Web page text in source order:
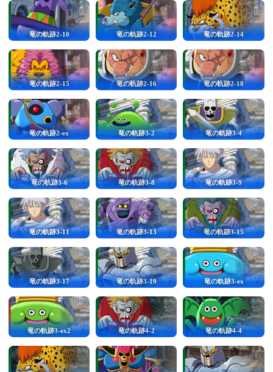
竜の軌跡2-10 竜の軌跡2-12 竜の軌跡2-14
竜の軌跡2-15 竜の軌跡2-16 竜の軌跡2-18
竜の軌跡2-ex 竜の軌跡3-2 竜の軌跡3-4
竜の軌跡3-6 竜の軌跡3-8 竜の軌跡3-9
竜の軌跡3-11 竜の軌跡3-13 竜の軌跡3-15
竜の軌跡3-17 竜の軌跡3-19 竜の軌跡3-ex
竜の軌跡3-ex2 竜の軌跡4-2 竜の軌跡4-4